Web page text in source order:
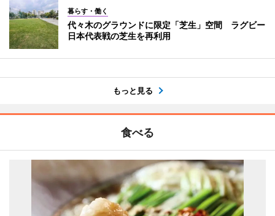
暮らす・働く
代々木のグラウンドに限定「芝生」空間 ラグビー
日本代表戦の芝生を再利用
もっと見る
食べる